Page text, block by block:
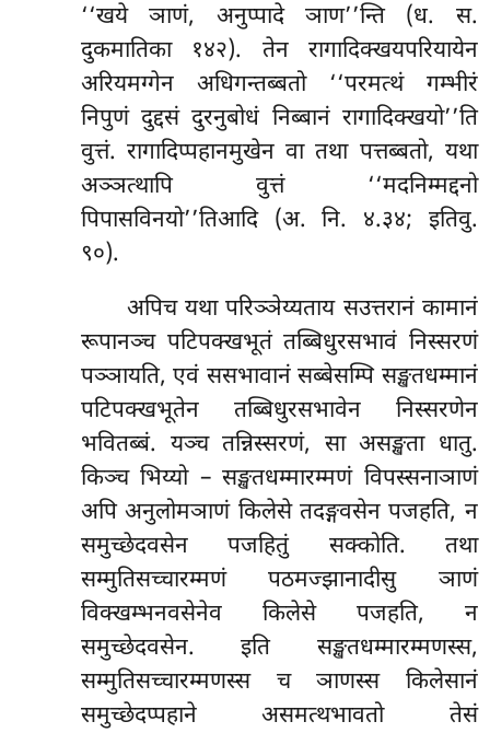
‘‘खये ञाणं, अनुप्पादे ञाण’’न्ति (ध. स.
दुकमातिका १४२). तेन रागादिक्खयपरियायेन
अरियमग्गेन अधिगन्तब्बतो ‘‘परमत्थं गम्भीरं
निपुणं दुद्दसं दुरनुबोधं निब्बानं रागादिक्खयो’’ति
वुत्तं. रागादिप्पहानमुखेन वा तथा पत्तब्बतो, यथा
अञ्ञत्थापि वुत्तं ‘‘मदनिम्मद्दनो
पिपासविनयो’’तिआदि (अ. नि. ४.३४; इतिवु.
९०).
अपिच यथा परिञ्ञेय्यताय सउत्तरानं कामानं
रूपानञ्च पटिपक्खभूतं तब्बिधुरसभावं निस्सरणं
पञ्ञायति, एवं ससभावानं सब्बेसम्पि सङ्खतधम्मानं
पटिपक्खभूतेन तब्बिधुरसभावेन निस्सरणेन
भवितब्बं. यञ्च तन्निस्सरणं, सा असङ्खता धातु.
किञ्च भिय्यो – सङ्खतधम्मारम्मणं विपस्सनाञाणं
अपि अनुलोमञाणं किलेसे तदङ्गवसेन पजहति, न
समुच्छेदवसेनपजहितुं सक्कोति. तथा
सम्मुतिसच्चारम्मणं पठमज्झानादीसु ञाणं
विक्खम्भनवसेनेव किलेसे पजहति, न
समुच्छेदवसेन. इति सङ्खतधम्मारम्मणस्स,
सम्मुतिसच्चारम्मणस्स च ञाणस्स किलेसानं
समुच्छेदप्पहाने असमत्थभावतो तेसं